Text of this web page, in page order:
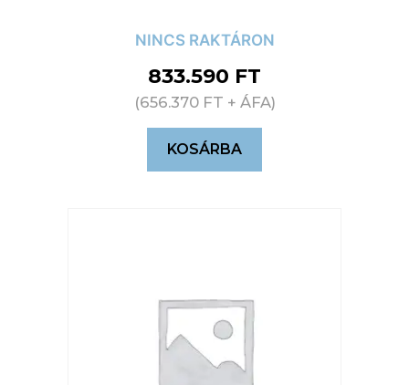
NINCS RAKTÁRON
833.590 FT
(656.370 FT + ÁFA)
KOSÁRBA